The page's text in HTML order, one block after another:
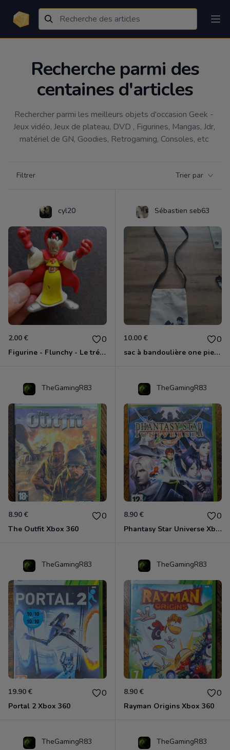
Recherche parmi des
centaines d'articles
Rechercher parmi les meilleurs objets d'occasion Geek -
Jeux vidéo, Jeux de plateau, DVD , Figurines, Mangas, Jdr,
matériel de GN, Goodies, Retrogaming, Consoles, etc
Filtrer Trier par
cyl20
2.00 € 0
Figurine - Flunchy - Le trésor des templiers
Sébastien seb63
10.00 € 0
sac à bandoulière one piece neuf
TheGamingR83
8.90 € 0
The Outfit Xbox 360
TheGamingR83
8.90 € 0
Phantasy Star Universe Xbox 360
TheGamingR83
19.90 € 0
Portal 2 Xbox 360
TheGamingR83
8.90 € 0
Rayman Origins Xbox 360
TheGamingR83 TheGamingR83